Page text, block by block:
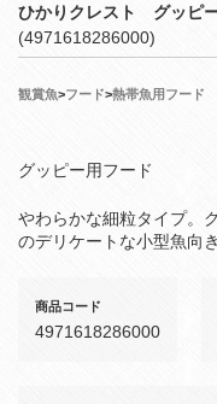
ひかりクレスト グッピ
(4971618286000)
観賞魚>フード>熱帯魚用フード
グッピー用フード
やわらかな細粒タイプ。
のデリケートな小型魚向き
商品コード
4971618286000